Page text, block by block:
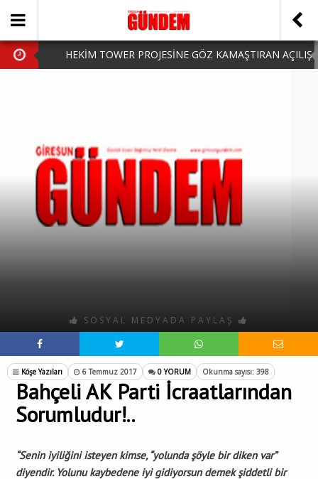
HEKİM TOWER PROJESİNE GÖZ KAMAŞTIRAN AÇILIŞ
HARUN CİCİ: VİDEOYU GÖRÜNCE GÖZLERİM DOLDU
SOSYAL MEDYADA PAYLAŞ
Köşe Yazıları 6 Temmuz 2017 0 YORUM Okunma sayısı: 398
Bahçeli AK Parti İcraatlarından
Sorumludur!..
“Senin iyiliğini isteyen kimse, “yolunda şöyle bir diken var”
diyendir. Yolunu kaybedene iyi gidiyorsun demek şiddetli bir